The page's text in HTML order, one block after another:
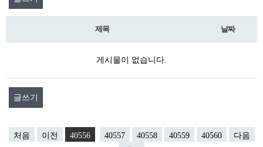
제목 날짜
게시물이 없습니다.
글쓰기
처음 이전 40556 40557 40558 40559 40560
다음